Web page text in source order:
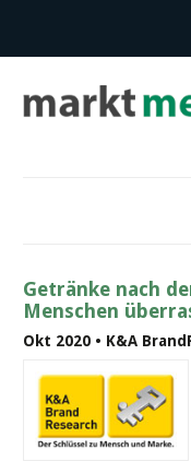
Getränke nach
Menschen
Okt 2020 • K&A